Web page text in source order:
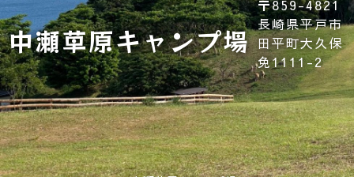
ー
シ
ー
中瀬草原キャンプ場
〒859-4821
長崎県平戸市
田平町大久保
免1111-2